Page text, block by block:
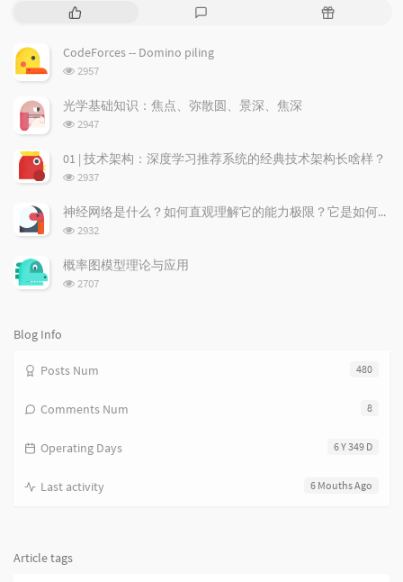
P
p
u
a
r
r
t
c
l
s
e
t
m
n
R
t
l
CodeForces -- Domino piling
浏
次
数:
2957
光学基础知识：焦点、弥散圆、景深、焦深
浏
次
数:
2947
01 | 技术架构：深度学习推荐系统的经典技术架构长啥样？
浏
次
数:
2937
神经网络是什么？如何直观理解它的能力极限？它是如何无限逼近真理？
浏
次
数:
2932
概率图模型理论与应用
浏
2707
Blog Info
480
Posts Num
8
Comments Num
6 Y 349 D
Operating Days
6 Mouths Ago
Last activity
Article tags